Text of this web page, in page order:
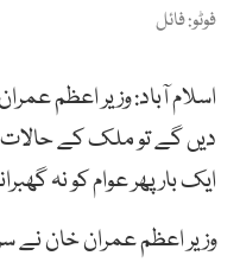
فوٹو: فائل
اسلام آباد: وزیر اعظم
دیں گے تو ملک کے
ایک بار پھر عوام کو نہ
وزیر اعظم عمران خان